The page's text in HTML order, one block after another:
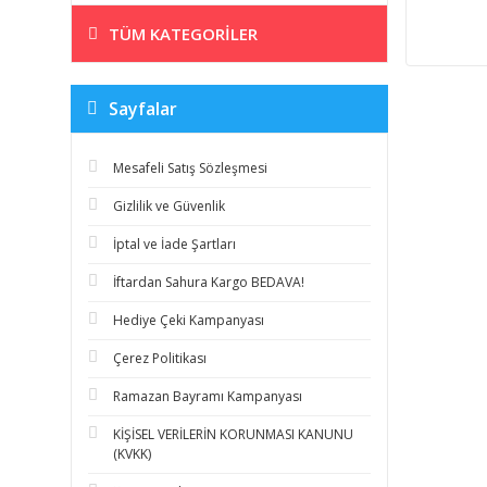
TÜM KATEGORILER
Sayfalar
Mesafeli Satış Sözleşmesi
Gizlilik ve Güvenlik
İptal ve İade Şartları
İftardan Sahura Kargo BEDAVA!
Hediye Çeki Kampanyası
Çerez Politikası
Ramazan Bayramı Kampanyası
KİŞİSEL VERİLERİN KORUNMASI KANUNU
(KVKK)